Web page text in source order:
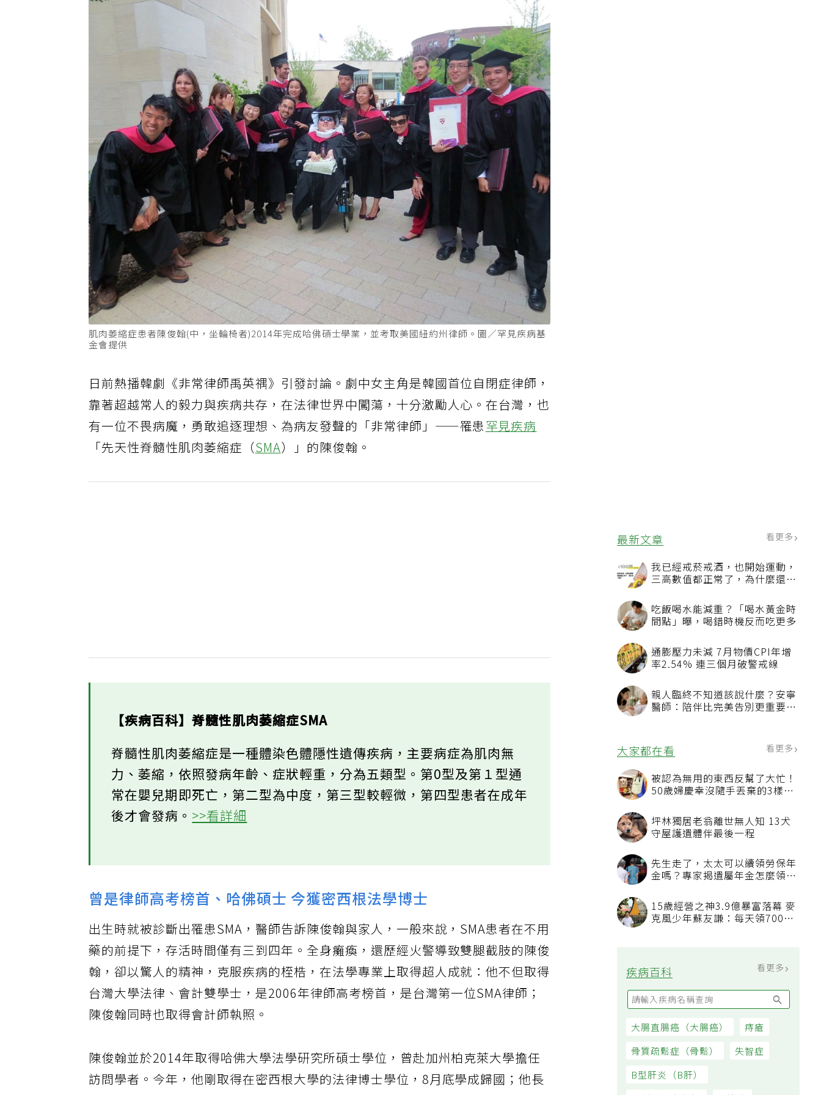
最新文章 看更多
我已經戒菸戒酒，也開始運動，
三高數值都正常了，為什麼還不
吃飯喝水能減重？「喝水黃金時
間點」曝，喝錯時機反而吃更多
通膨壓力未減 7月物價CPI年增
率2.54% 連三個月破警戒線
親人臨終不知道該說什麼？安寧
醫師：陪伴比完美告別更重要，
大家都在看
被認為無用的東西反幫了大忙！
50歲婦慶幸沒隨手丟棄的3樣物
坪林獨居老翁離世無人知 13犬
守屋護遺體伴最後一程
先生走了，太太可以續領勞保年
看順位還要看資格
15歲經營之神3.9億暴富落幕 麥
疾病百科
肌肉萎縮症患者陳俊翰(中，坐輪椅者)2014年完成哈佛碩士學業，並考取美國紐約州律師。圖／罕見疾病基
金會提供
日前熱播韓劇《非常律師禹英禑》引發討論。劇中女主角是韓國首位自閉症律師，
靠著超越常人的毅力與疾病共存，在法律世界中闖蕩，十分激勵人心。在台灣，也
有一位不畏病魔，勇敢追逐理想、為病友發聲的「非常律師」——罹患罕見疾病
「先天性脊髓性肌肉萎縮症（SMA）」的陳俊翰。
【疾病百科】脊髓性肌肉萎縮症SMA
脊髓性肌肉萎縮症是一種體染色體隱性遺傳疾病，主要病症為肌肉無
力、萎縮，依照發病年齡、症狀輕重，分為五類型。第0型及第１型通
常在嬰兒期即死亡，第二型為中度，第三型較輕微，第四型患者在成年
後才會發病。>>看詳細
曾是律師高考榜首、哈佛碩士 今獲密西根法學博士
出生時就被診斷出罹患SMA，醫師告訴陳俊翰與家人，一般來說，SMA患者在不用
藥的前提下，存活時間僅有三到四年。全身癱瘓，還歷經火警導致雙腿截肢的陳俊
翰，卻以驚人的精神，克服疾病的桎梏，在法學專業上取得超人成就：他不但取得
台灣大學法律、會計雙學士，是2006年律師高考榜首，是台灣第一位SMA律師；
陳俊翰同時也取得會計師執照。
陳俊翰並於2014年取得哈佛大學法學研究所碩士學位，曾赴加州柏克萊大學擔任
訪問學者。今年，他剛取得在密西根大學的法律博士學位，8月底學成歸國；他長